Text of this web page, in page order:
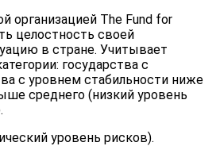
организацией The Fund for
целостность своей
в стране. Учитывает
государства с
с уровнем стабильности ниже
среднего (низкий уровень
уровень рисков).